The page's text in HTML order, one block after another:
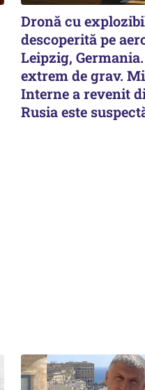
Dronă cu
descoperită pe
Leipzig,
extrem de grav.
Interne a revenit
Rusia este